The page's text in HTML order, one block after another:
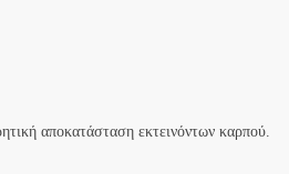
αποκατάσταση εκτεινόντων καρπού.